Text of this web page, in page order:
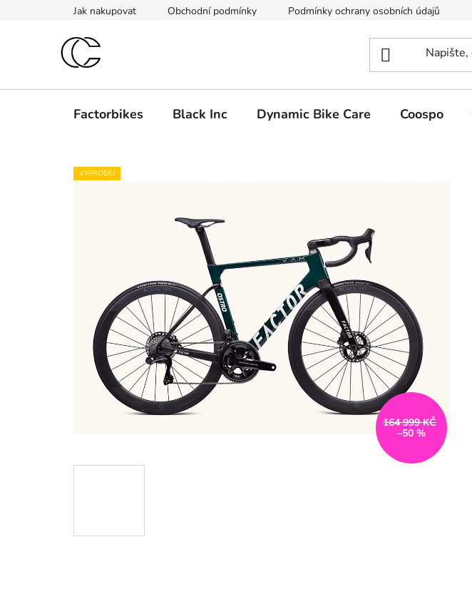
Jak nakupovat Obchodní podmínky Podmínky ochrany osobních údajů
Factorbikes Black Inc Dynamic Bike Care Coospo
VÝPRODEJ
164 999 KČ
–50 %